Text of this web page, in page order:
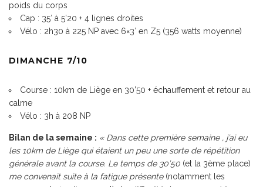
poids du corps
Cap : 35′ à 5’20 + 4 lignes droites
Vélo : 2h30 à 225 NP avec 6×3′ en Z5 (356 watts moyenne)
DIMANCHE 7/10
Course : 10km de Liège en 30’50 + échauffement et retour au
calme
Vélo : 3h à 208 NP
Bilan de la semaine : « Dans cette première semaine , j’ai eu
les 10km de Liège qui étaient un peu une sorte de répétition
générale avant la course. Le temps de 30’50 (et la 3ème place)
me convenait suite à la fatigue présente(notamment les